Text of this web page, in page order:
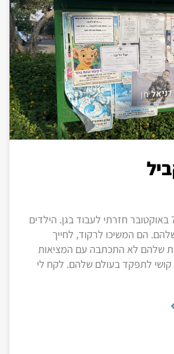
שבועיים אחרי ה7 באוקטובר חזרתי לעבוד בגן. הילדים
הם המשיכו לרקוד, לחייך
שלהם לא התכתבה עם המציאות
קושי לתפקד בעולם שלהם. לקח לי